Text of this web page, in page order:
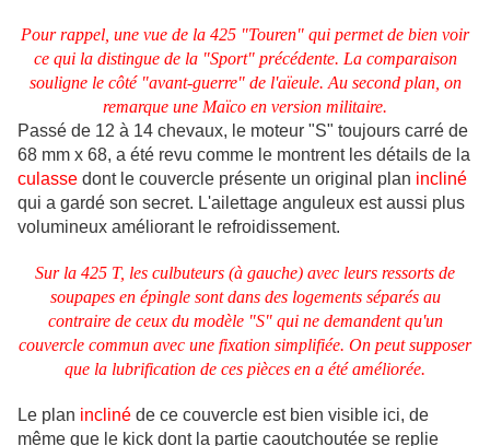
Pour rappel, une vue de la 425 "Touren" qui permet de bien voir
ce qui la distingue de la "Sport" précédente. La comparaison
souligne le côté "avant-guerre" de l'aïeule. Au second plan, on
remarque une Maïco en version militaire.
Passé de 12 à 14 chevaux, le moteur "S" toujours carré de
68 mm x 68, a été revu comme le montrent les détails de la
culasse dont le couvercle présente un original plan incliné
qui a gardé son secret. L'ailettage anguleux est aussi plus
volumineux améliorant le refroidissement.
Sur la 425 T, les culbuteurs (à gauche) avec leurs ressorts de
soupapes en épingle sont dans des logements séparés au
contraire de ceux du modèle "S" qui ne demandent qu'un
couvercle commun avec une fixation simplifiée. On peut supposer
que la lubrification de ces pièces en a été améliorée.
Le plan incliné de ce couvercle est bien visible ici, de
même que le kick dont la partie caoutchoutée se replie